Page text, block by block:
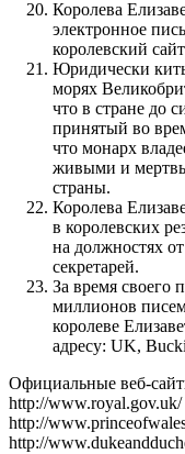
Королева
электронное
королевский
Юридически
морях
что в стране до
принятый во
что монарх
живыми и
страны.
Королева
в королевских
на должностях
секретарей.
За время своего
миллионов
королеве
адресу: UK,
Официальные веб-
http://
http://
http://